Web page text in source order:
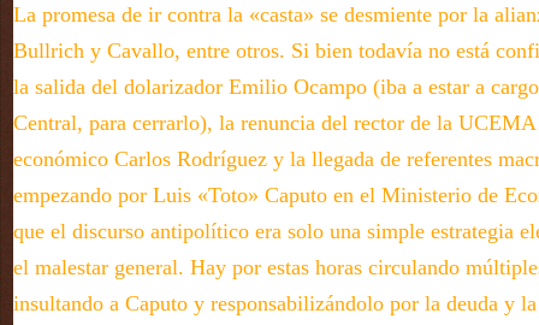
La promesa de ir contra la «casta» se desmiente por la
Bullrich y Cavallo, entre otros. Si bien todavía no está
la salida del dolarizador Emilio Ocampo (iba a estar a
Central, para cerrarlo), la renuncia del rector de la UCEMA
económico Carlos Rodríguez y la llegada de referentes
empezando por Luis «Toto» Caputo en el Ministerio de
que el discurso antipolítico era solo una simple estrategia
el malestar general. Hay por estas horas circulando
insultando a Caputo y responsabilizándolo por la deuda y